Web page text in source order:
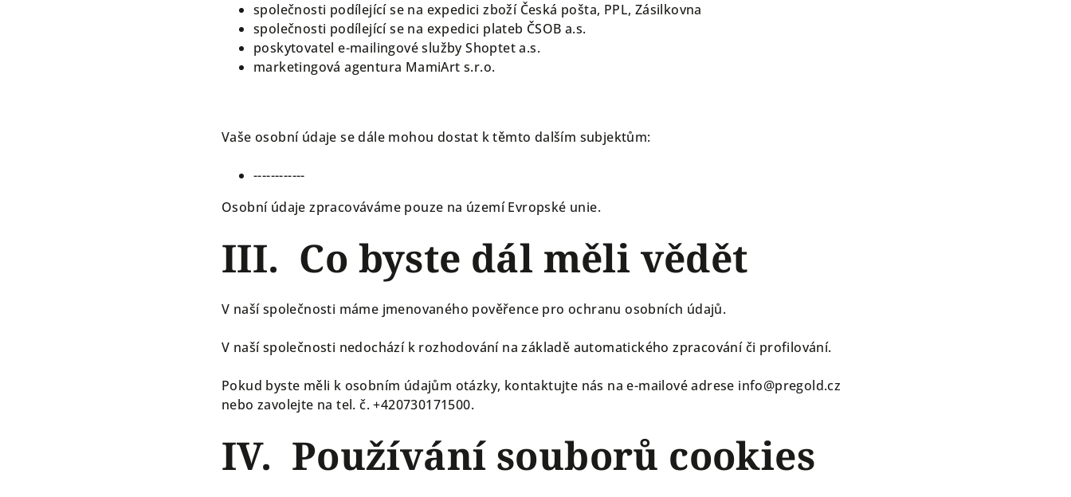
společnosti podílející se na expedici zboží Česká pošta, PPL, Zásilkovna
společnosti podílející se na expedici plateb ČSOB a.s.
poskytovatel e-mailingové služby Shoptet a.s.
marketingová agentura MamiArt s.r.o.
Vaše osobní údaje se dále mohou dostat k těmto dalším subjektům:
------------
Osobní údaje zpracováváme pouze na území Evropské unie.
III. Co byste dál měli vědět
V naší společnosti máme jmenovaného pověřence pro ochranu osobních údajů.
V naší společnosti nedochází k rozhodování na základě automatického zpracování či profilování.
Pokud byste měli k osobním údajům otázky, kontaktujte nás na e-mailové adrese info@pregold.cz
nebo zavolejte na tel. č. +420730171500.
IV. Používání souborů cookies